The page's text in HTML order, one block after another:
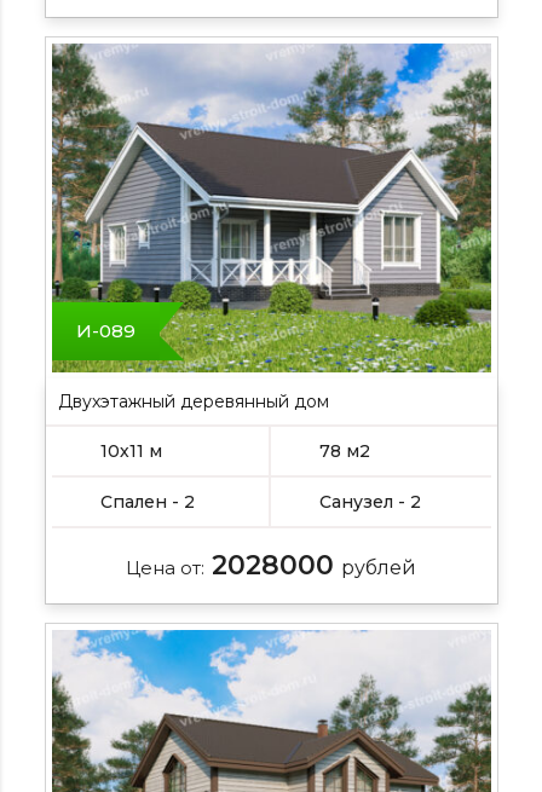
И-089
Двухэтажный деревянный дом
10х11 м 78 м2
Спален - 2 Санузел - 2
Цена от: 2028000 рублей